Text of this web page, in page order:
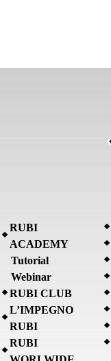
RUBI
ACADEMY
Tutorial
Webinar
RUBI CLUB
L’IMPEGNO
RUBI
RUBI